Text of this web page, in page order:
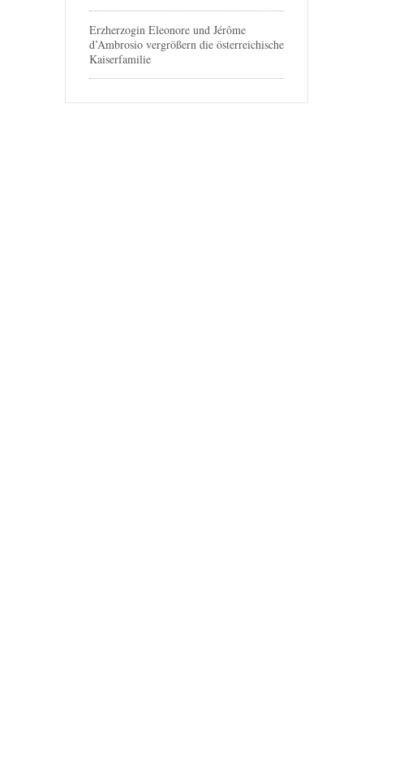
Erzherzogin Eleonore und Jérôme
d’Ambrosio vergrößern die österreichische
Kaiserfamilie